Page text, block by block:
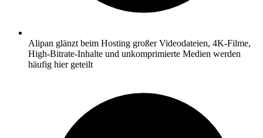
Alipan glänzt beim Hosting großer Videodateien, 4K-Filme,
High-Bitrate-Inhalte und unkomprimierte Medien werden
häufig hier geteilt